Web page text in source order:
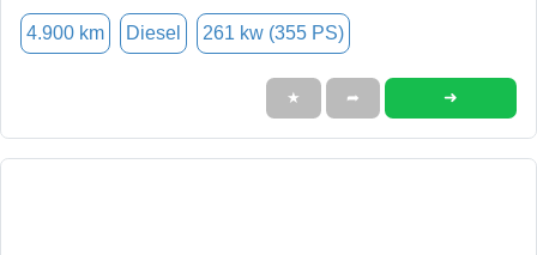
4.900 km Diesel 261 kw (355 PS)
★ ➦ ➜